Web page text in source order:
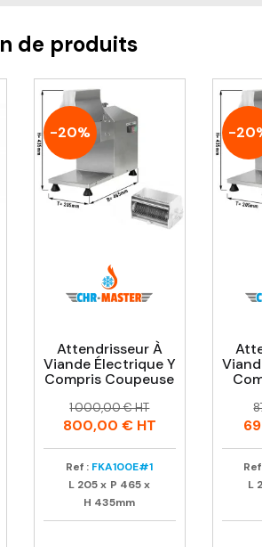
de produits
-20%
Attendrisseur À
Viande Électrique Y
Compris Coupeuse
Prix
Prix
habituel
1 000,00 € HT
800,00 €HT
Ref : FKA100E#1
L 205 x P 465 x
H 435mm
-
L